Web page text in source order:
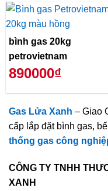
bình gas 20kg
petrovietnam
890000₫
Gas Lửa Xanh – Giao
cấp lắp đặt bình gas,
thống gas công
CÔNG TY TNHH
XANH